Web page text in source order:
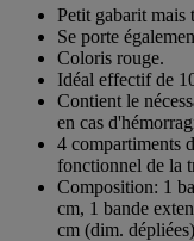
étoiles.
Petit gabarit mais
Se porte
Coloris rouge.
Idéal effectif de
Contient le
en cas
4 compartiments
fonctionnel de la
Composition: 1
cm, 1 bande
cm (dim.